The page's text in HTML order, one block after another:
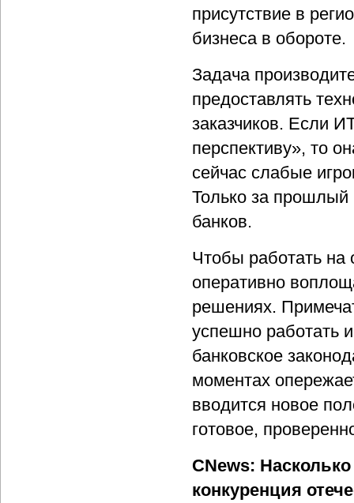
присутствие в
бизнеса в обороте.
Задача
предоставлять
заказчиков. Если
перспективу», то
сейчас слабые
Только за прошлый
банков.
Чтобы работать
оперативно
решениях.
успешно работать
банковское
моментах
вводится новое
готовое,
CNews:
конкуренция